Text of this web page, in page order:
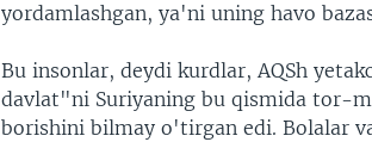
yordamlashgan, ya'ni uning havo
Bu insonlar, deydi kurdlar, AQSh
davlat"ni Suriyaning bu qismida tor-
borishini bilmay o'tirgan edi. Bolalar